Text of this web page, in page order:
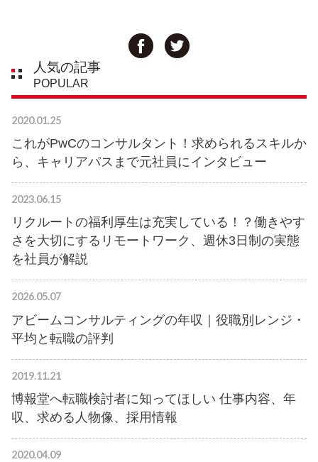
人気の記事
POPULAR
2020.01.25
これがPwCのコンサルタント！求められるスキルか
ら、キャリアパスまで元社員にインタビュー
2023.06.15
リクルートの福利厚生は充実している！？働きやす
さを大切にするリモートワーク、週休3日制の実態
を社員が解説
2026.05.07
アビームコンサルティングの年収｜役職別レンジ・
平均と転職の評判
2019.11.21
博報堂へ転職検討者に知ってほしい 仕事内容、年
収、求める人物像、採用情報
2020.04.09